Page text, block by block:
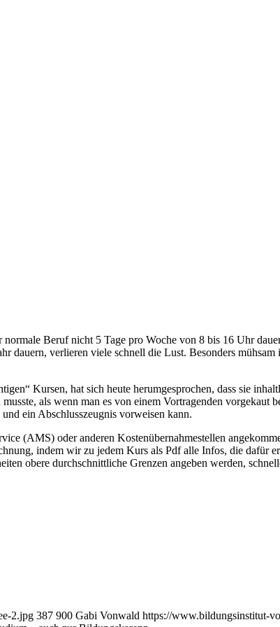
Beruf nicht 5 Tage pro Woche von 8 bis 16 Uhr
dauern, verlieren viele schnell die Lust. Besonders
Kursen, hat sich heute herumgesprochen, dass sie
als wenn man es von einem Vortragenden vorgekaut
ein Abschlusszeugnis vorweisen kann.
(AMS) oder anderen Kostenübernahmestellen
indem wir zu jedem Kurs als Pdf alle Infos, die dafür
obere durchschnittliche Grenzen angeben werden,
2.jpg 387 900 Gabi Vonwald https://www.bildungsinstitut-